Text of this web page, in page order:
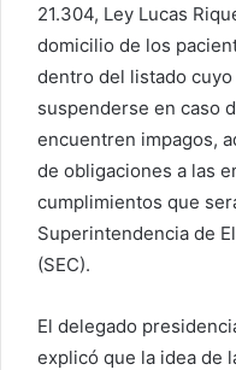
21.304, Ley Lucas
domicilio de los
dentro del listado
suspenderse en caso
encuentren impagos,
de obligaciones a las
cumplimientos que
Superintendencia de
(SEC).
El delegado
explicó que la idea de